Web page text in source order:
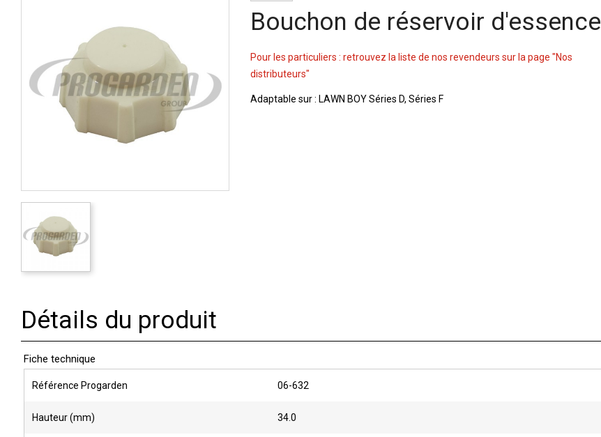
Bouchon de réservoir d'essence
Pour les particuliers : retrouvez la liste de nos revendeurs sur la page "Nos
distributeurs"
Adaptable sur : LAWN BOY Séries D, Séries F
Détails du produit
Fiche technique
Référence Progarden 06-632
Hauteur (mm) 34.0